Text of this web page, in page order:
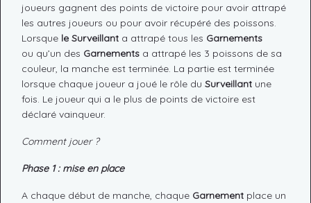
joueurs gagnent des points de victoire pour avoir attrapé
les autres joueurs ou pour avoir récupéré des poissons.
Lorsque le Surveillant a attrapé tous les Garnements
ou qu’un des Garnements a attrapé les 3 poissons de sa
couleur, la manche est terminée. La partie est terminée
lorsque chaque joueur a joué le rôle du Surveillant une
fois. Le joueur qui a le plus de points de victoire est
déclaré vainqueur.
Comment jouer ?
Phase 1 : mise en place
A chaque début de manche, chaque Garnement place un